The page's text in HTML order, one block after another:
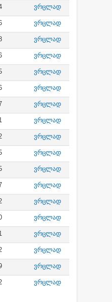
ვრცლად
ვრცლად
ვრცლად
ვრცლად
ვრცლად
ვრცლად
ვრცლად
ვრცლად
ვრცლად
ვრცლად
ვრცლად
ვრცლად
ვრცლად
ვრცლად
ვრცლად
ვრცლად
ვრცლად
ვრცლად